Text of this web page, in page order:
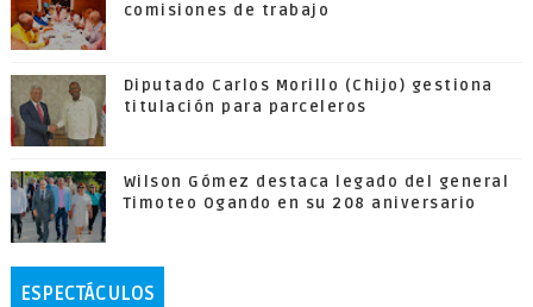
comisiones de trabajo
Diputado Carlos Morillo (Chijo) gestiona
titulación para parceleros
Wilson Gómez destaca legado del general
Timoteo Ogando en su 208 aniversario
ESPECTÁCULOS